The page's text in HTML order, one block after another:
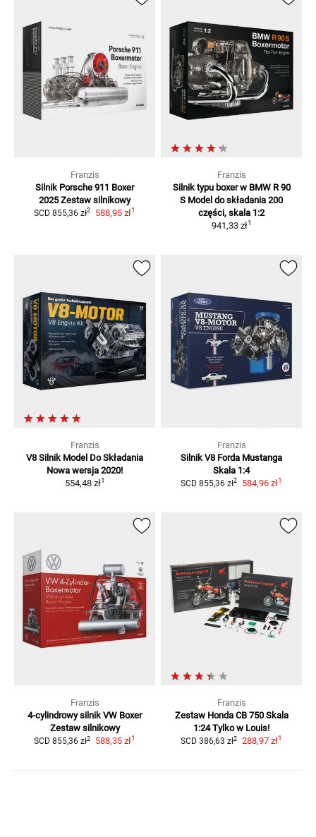
Franzis
Silnik Porsche 911 Boxer
2025 Zestaw silnikowy
SCD 855,36 zł2 588,95 zł1
Franzis
Silnik typu boxer w BMW R 90
S Model do składania 200
części, skala 1:2
941,33 zł1
Franzis
V8 Silnik Model Do Składania
Nowa wersja 2020!
554,48 zł1
Franzis
Silnik V8 Forda Mustanga
Skala 1:4
SCD 855,36 zł2 584,96 zł1
Franzis
4-cylindrowy silnik VW Boxer
Zestaw silnikowy
SCD 855,36 zł2 588,35 zł1
Franzis
Zestaw Honda CB 750 Skala
1:24 Tylko w Louis!
SCD 386,63 zł2 288,97 zł1